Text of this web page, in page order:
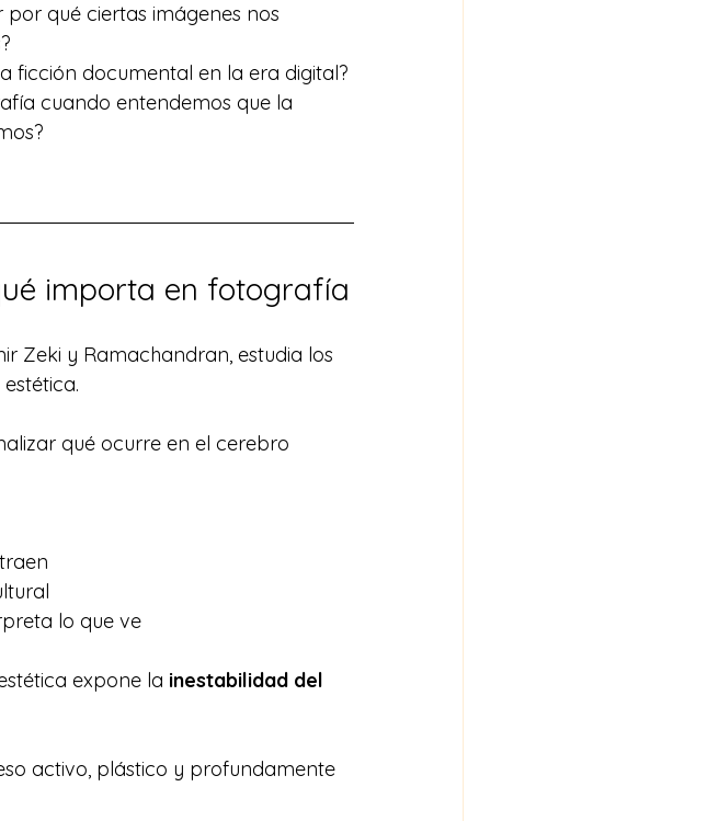
qué ciertas imágenes nos
ficción documental en la era digital?
cuando entendemos que la
importa en fotografía
Zeki y Ramachandran, estudia los
qué ocurre en el cerebro
lo que ve
expone la inestabilidad del
activo, plástico y profundamente